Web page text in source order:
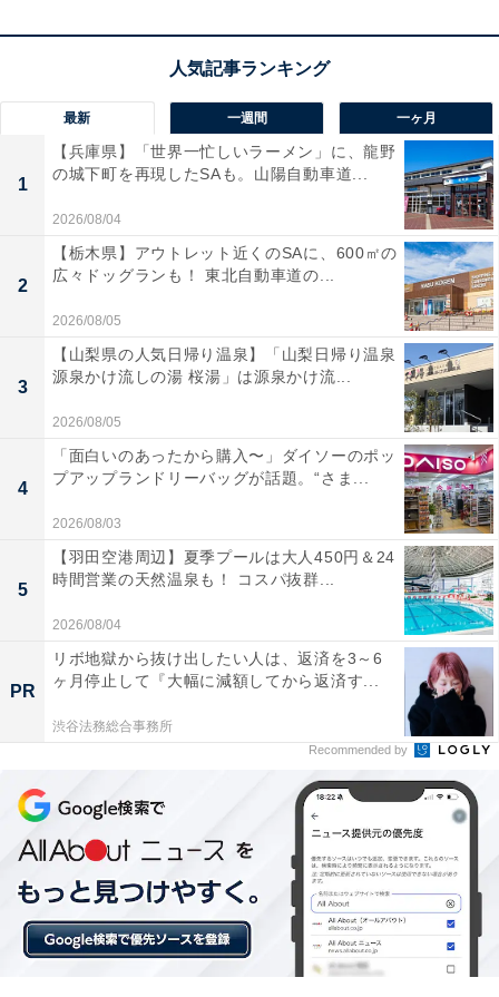
この商品のおすすめポイントは？
Boseらしいパワフルなハイファイサウンド
は、小型スピ
ーカーとは思えないほど低音から高音までバランス良く
再生。屋内外問わず臨場感ある音を楽しめます。最長12
時間の連続再生に対応
で水しぶきや
砂埃にも強く、キャンプやビーチなど幅広いアウトドア
シーンにも対応します。コンパクトで持ち運びやすく、
ストラップ付きで携帯性も抜群
ユーザーからは「お風呂スピーカーとして使用」「コン
パクトなのに高音質」という声があがっています。一方
で、「少し重い」という声も。さまざまなシーンでスピ
ーカーを使いたい人や、手ごろな大きさでも音質にこだ
わりたい人には、おすすめの商品といえそうです。
【今日チェックしたい】Boseの人気商品5選
Bose「QuietComfort Ultra Headphones（第2世
最新 一週間 一ヶ月
1
【兵庫県】「世界一忙しいラーメン」に、龍野
の城下町を再現したSAも。山陽自動車道...
2026/08/04
2
【栃木県】アウトレット近くのSAに、600㎡の
広々ドッグランも！ 東北自動車道の...
2026/08/05
3
【山梨県の人気日帰り温泉】「山梨日帰り温泉
源泉かけ流しの湯 桜湯」は源泉かけ流...
2026/08/05
4
「面白いのあったから購入〜」ダイソーのポッ
プアップランドリーバッグが話題。“さま...
2026/08/03
5
【羽田空港周辺】夏季プールは大人450円＆24
時間営業の天然温泉も！ コスパ抜群...
2026/08/04
PR
リボ地獄から抜け出したい人は、返済を3～6
ヶ月停止して『大幅に減額してから返済す...
渋谷法務総合事務所
Recommended by